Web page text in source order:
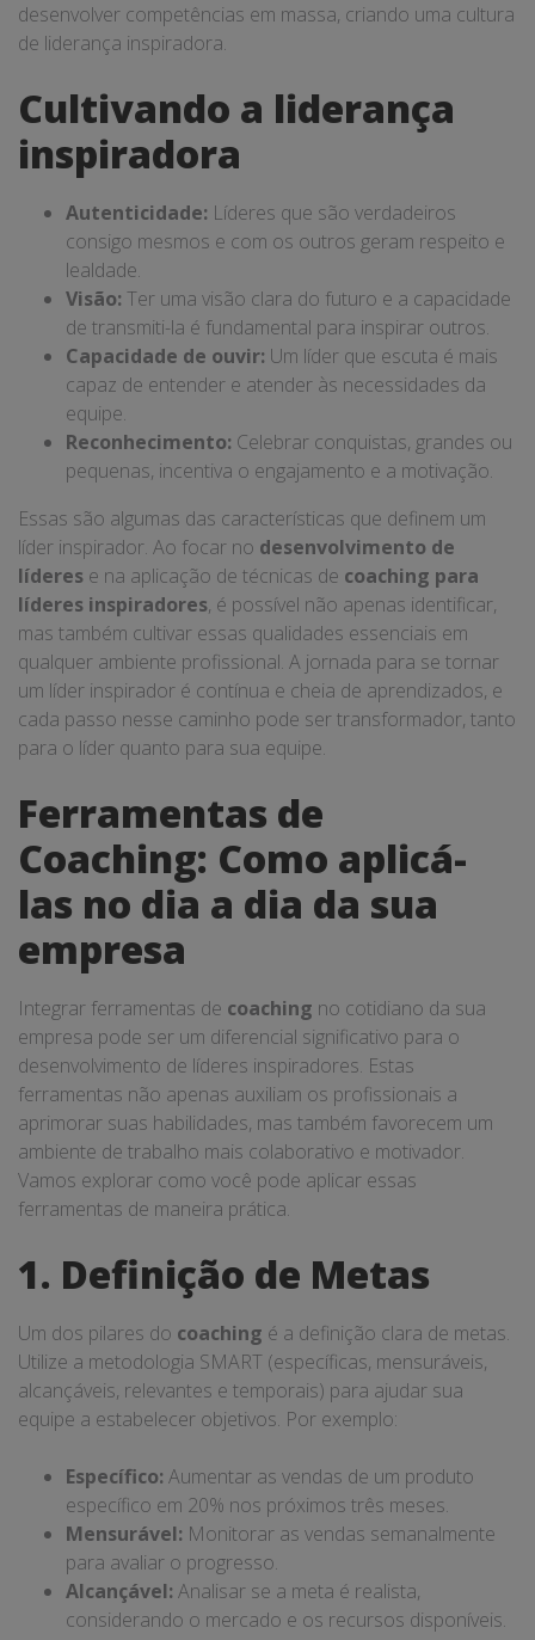
desenvolver competências em massa, criando uma cultura
de liderança inspiradora.
Cultivando a liderança
inspiradora
Autenticidade: Líderes que são verdadeiros
consigo mesmos e com os outros geram respeito e
lealdade.
Visão: Ter uma visão clara do futuro e a capacidade
de transmiti-la é fundamental para inspirar outros.
Capacidade de ouvir: Um líder que escuta é mais
capaz de entender e atender às necessidades da
equipe.
Reconhecimento: Celebrar conquistas, grandes ou
pequenas, incentiva o engajamento e a motivação.
Essas são algumas das características que definem um
líder inspirador. Ao focar no desenvolvimento de
líderes e na aplicação de técnicas de coaching para
líderes inspiradores, é possível não apenas identificar,
mas também cultivar essas qualidades essenciais em
qualquer ambiente profissional. A jornada para se tornar
um líder inspirador é contínua e cheia de aprendizados, e
cada passo nesse caminho pode ser transformador, tanto
para o líder quanto para sua equipe.
Ferramentas de
Coaching: Como aplicá-
las no dia a dia da sua
empresa
Integrar ferramentas de coaching no cotidiano da sua
empresa pode ser um diferencial significativo para o
desenvolvimento de líderes inspiradores. Estas
ferramentas não apenas auxiliam os profissionais a
aprimorar suas habilidades, mas também favorecem um
ambiente de trabalho mais colaborativo e motivador.
Vamos explorar como você pode aplicar essas
ferramentas de maneira prática.
1. Definição de Metas
Um dos pilares do coaching é a definição clara de metas.
Utilize a metodologia SMART (específicas, mensuráveis,
alcançáveis, relevantes e temporais) para ajudar sua
equipe a estabelecer objetivos. Por exemplo:
Específico: Aumentar as vendas de um produto
específico em 20% nos próximos três meses.
Mensurável: Monitorar as vendas semanalmente
para avaliar o progresso.
Alcançável: Analisar se a meta é realista,
considerando o mercado e os recursos disponíveis.